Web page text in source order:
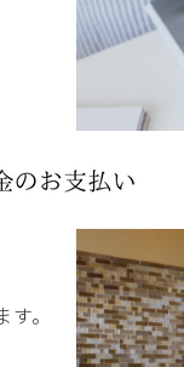
。